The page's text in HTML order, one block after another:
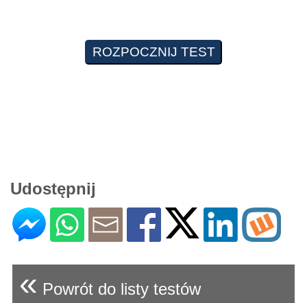
Udostępnij
« Powrót do listy testów